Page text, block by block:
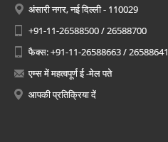
अंसारी नगर, नई दिल्ली - 110029
+91-11-26588500 / 26588700
फैक्स: +91-11-26588663 / 26588641
एम्स में महत्वपूर्ण ई -मेल पते
आपकी प्रतिक्रिया दें